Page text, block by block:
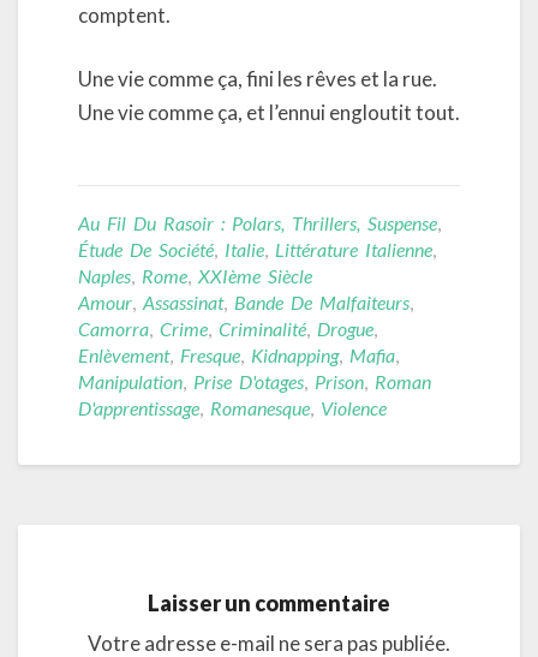
comptent.
Une vie comme ça, fini les rêves et la rue.
Une vie comme ça, et l’ennui engloutit tout.
Au Fil Du Rasoir : Polars, Thrillers, Suspense
Étude De Société Italie Littérature Italienne
Naples Rome XXIème Siècle
Amour Assassinat, Bande De Malfaiteurs
Camorra Crime Criminalité Drogue
Enlèvement, Fresque Kidnapping, Mafia
Manipulation Prise D'otages Prison Roman
D'apprentissage Romanesque Violence
Laisser un commentaire
Votre adresse e-mail ne sera pas publiée.